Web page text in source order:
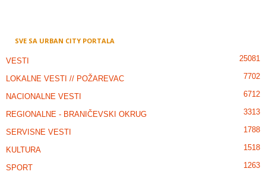
SVE SA URBAN CITY PORTALA
VESTI 25081
LOKALNE VESTI // POŽAREVAC 7702
NACIONALNE VESTI 6712
REGIONALNE - BRANIČEVSKI OKRUG 3313
SERVISNE VESTI 1788
KULTURA 1518
SPORT 1263